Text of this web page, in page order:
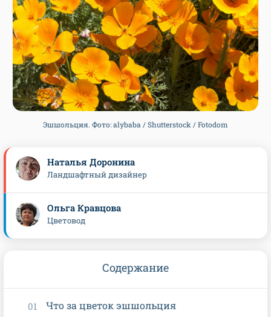
Эшшольция. Фото: alybaba / Shutterstock / Fotodom
Наталья Доронина
Ландшафтный дизайнер
Ольга Кравцова
Цветовод
Содержание
Что за цветок эшшольция